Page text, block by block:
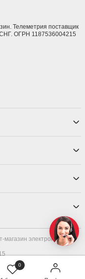
Телеметрия поставщик
СНГ. ОГРН 1187536004215
электронных
0